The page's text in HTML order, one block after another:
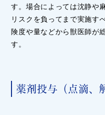
す。場合によっては沈静や
リスクを負ってまで実施す
険度や量などから獣医師が
す。
薬剤投与（点滴、